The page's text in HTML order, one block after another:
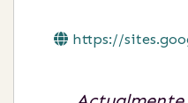
https://